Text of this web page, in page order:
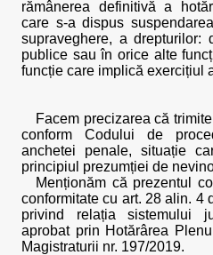
rămânerea definitivă a
care s-a dispus
supraveghere, a
publice sau în orice alte
funcție care implică exercițiul
Facem precizarea că
conform Codului de
anchetei penale, situație
principiul prezumției de
Menționăm că prezentul
conformitate cu art. 28 alin. 4
privind relația sistemului
aprobat prin Hotărârea
Magistraturii nr. 197/2019.